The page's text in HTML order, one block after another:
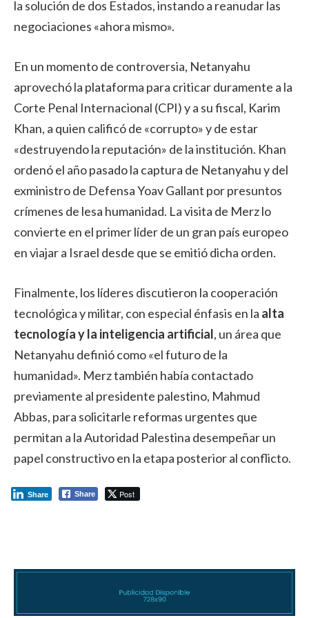
la solución de dos Estados, instando a reanudar las
negociaciones «ahora mismo».
En un momento de controversia, Netanyahu
aprovechó la plataforma para criticar duramente a la
Corte Penal Internacional (CPI) y a su fiscal, Karim
Khan, a quien calificó de «corrupto» y de estar
«destruyendo la reputación» de la institución. Khan
ordenó el año pasado la captura de Netanyahu y del
exministro de Defensa Yoav Gallant por presuntos
crímenes de lesa humanidad. La visita de Merz lo
convierte en el primer líder de un gran país europeo
en viajar a Israel desde que se emitió dicha orden.
Finalmente, los líderes discutieron la cooperación
tecnológica y militar, con especial énfasis en la alta
tecnología y la inteligencia artificial, un área que
Netanyahu definió como «el futuro de la
humanidad». Merz también había contactado
previamente al presidente palestino, Mahmud
Abbas, para solicitarle reformas urgentes que
permitan a la Autoridad Palestina desempeñar un
papel constructivo en la etapa posterior al conflicto.
Share Post
Share